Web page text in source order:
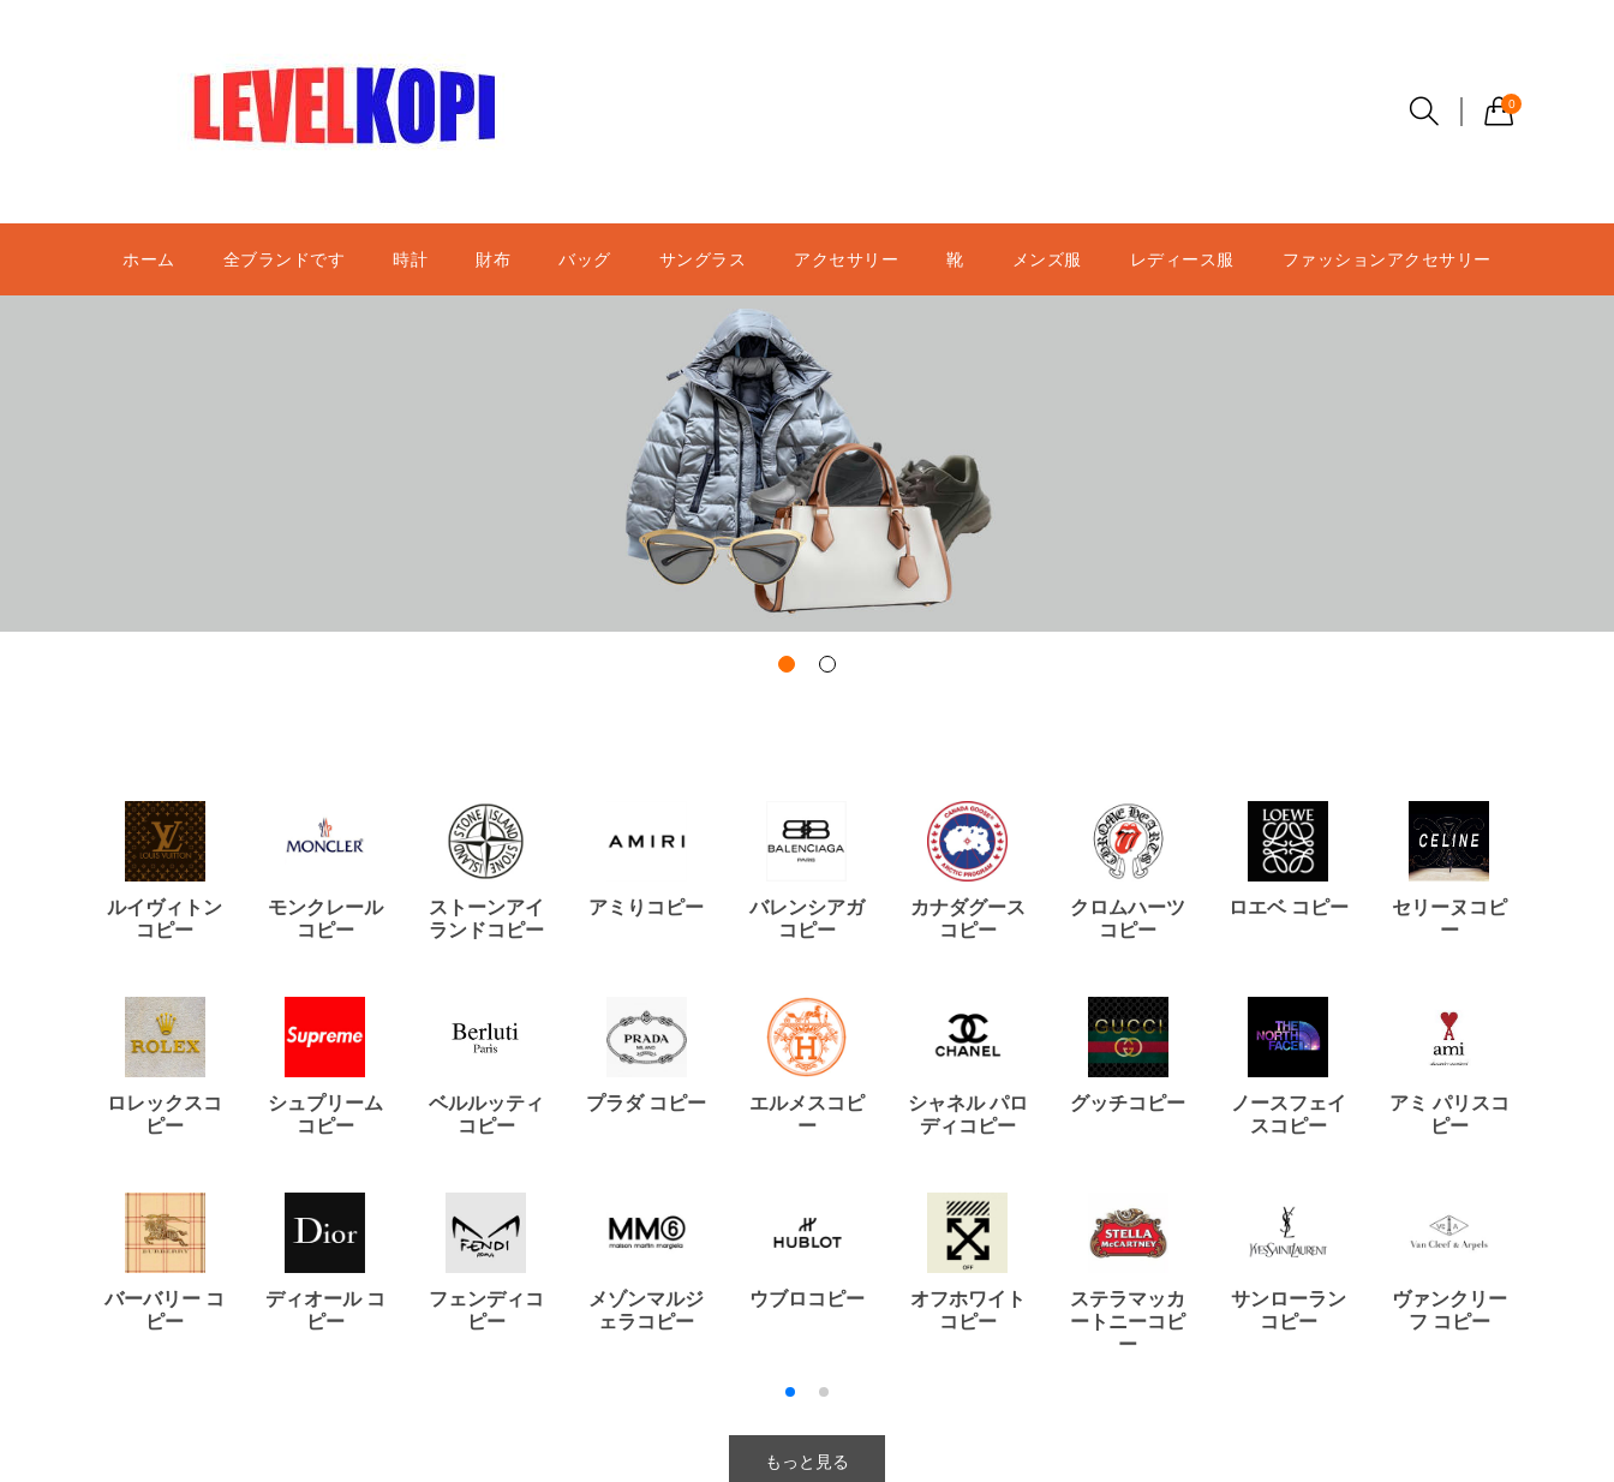
0
ホーム 全ブランドです 時計 財布 バッグ サングラス アクセサリー 靴 メンズ服 レディース服 ファッションアクセサリー
ルイヴィトン
コピー
モンクレール
コピー
ストーンアイ
ランドコピー
アミりコピー
バレンシアガ
コピー
カナダグース
コピー
クロムハーツ
コピー
ロエベ コピー
セリーヌコピ
ー
ロレックスコ
ピー
シュプリーム
コピー
ベルルッティ
コピー
プラダ コピー
エルメスコピ
ー
シャネル パロ
ディコピー
グッチコピー
ノースフェイ
スコピー
アミ パリスコ
ピー
バーバリー コ
ピー
ディオール コ
ピー
フェンディコ
ピー
メゾンマルジ
ェラコピー
ウブロコピー
オフホワイト
コピー
ステラマッカ
ートニーコピ
ー
サンローラン
コピー
ヴァンクリー
フ コピー
もっと見る